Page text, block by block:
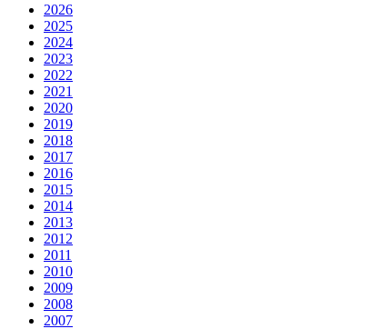
2026
2025
2024
2023
2022
2021
2020
2019
2018
2017
2016
2015
2014
2013
2012
2011
2010
2009
2008
2007